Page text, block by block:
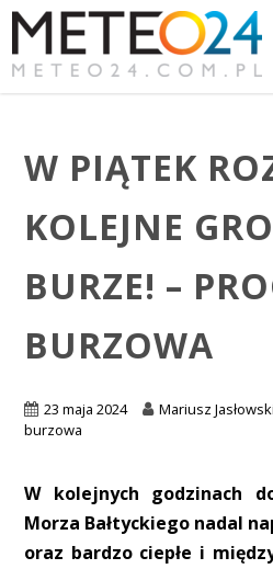
W PIĄTEK
KOLEJNE
BURZE! –
BURZOWA
23 maja 2024 Mariusz Jasłowski
burzowa
W kolejnych godzinach
Morza Bałtyckiego nadal
oraz bardzo ciepłe i